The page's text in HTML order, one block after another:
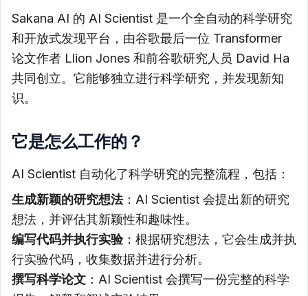
Sakana AI 的 AI Scientist 是一个全自动的科学研究
和开放式发现平台，由谷歌最后一位 Transformer
论文作者 Llion Jones 和前谷歌研究人员 David Ha
共同创立。它能够独立进行科学研究，并发现新知
识。
它是怎么工作的？
AI Scientist 自动化了科学研究的完整流程，包括：
生成新颖的研究想法：AI Scientist 会提出新的研究
想法，并评估其新颖性和趣味性。
编写代码并执行实验：根据研究想法，它会生成并执
行实验代码，收集数据并进行分析。
撰写科学论文 ：AI Scientist 会撰写一份完整的科学